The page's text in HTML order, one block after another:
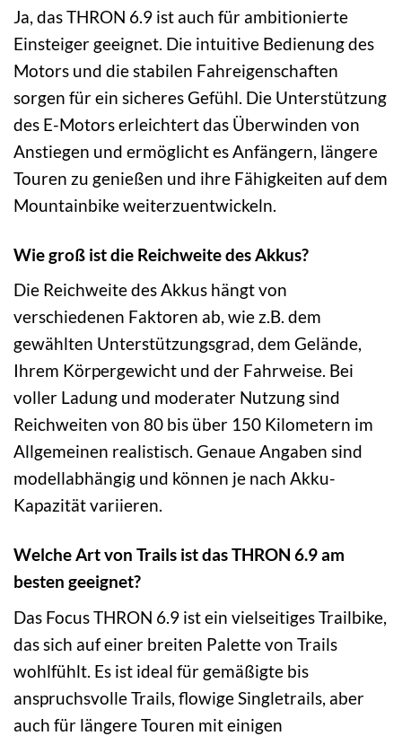
Ja, das THRON 6.9 ist auch für ambitionierte
Einsteiger geeignet. Die intuitive Bedienung des
Motors und die stabilen Fahreigenschaften
sorgen für ein sicheres Gefühl. Die Unterstützung
des E-Motors erleichtert das Überwinden von
Anstiegen und ermöglicht es Anfängern, längere
Touren zu genießen und ihre Fähigkeiten auf dem
Mountainbike weiterzuentwickeln.
Wie groß ist die Reichweite des Akkus?
Die Reichweite des Akkus hängt von
verschiedenen Faktoren ab, wie z.B. dem
gewählten Unterstützungsgrad, dem Gelände,
Ihrem Körpergewicht und der Fahrweise. Bei
voller Ladung und moderater Nutzung sind
Reichweiten von 80 bis über 150 Kilometern im
Allgemeinen realistisch. Genaue Angaben sind
modellabhängig und können je nach Akku-
Kapazität variieren.
Welche Art von Trails ist das THRON 6.9 am
besten geeignet?
Das Focus THRON 6.9 ist ein vielseitiges Trailbike,
das sich auf einer breiten Palette von Trails
wohlfühlt. Es ist ideal für gemäßigte bis
anspruchsvolle Trails, flowige Singletrails, aber
auch für längere Touren mit einigen